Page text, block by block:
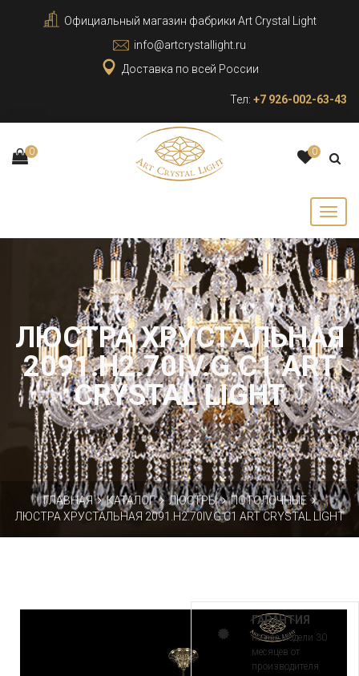
Официальный магазин фабрики Art Crystal Light
info@artcrystallight.ru
Доставка по всей России
Тел: +7 926-002-63-43
0 0
ЛЮСТРА ХРУСТАЛЬНАЯ
2091.H2.70IV.G.C1 ART
CRYSTAL LIGHT
ГЛАВНАЯ КАТАЛОГ ЛЮСТРЫ
ПОТОЛОЧНЫЕ
ЛЮСТРА ХРУСТАЛЬНАЯ 2091.H2.70IV.G.C1 ART CRYSTAL LIGHT
ГАРАНТИЯ
на все модели 30
месяцев от
производителя